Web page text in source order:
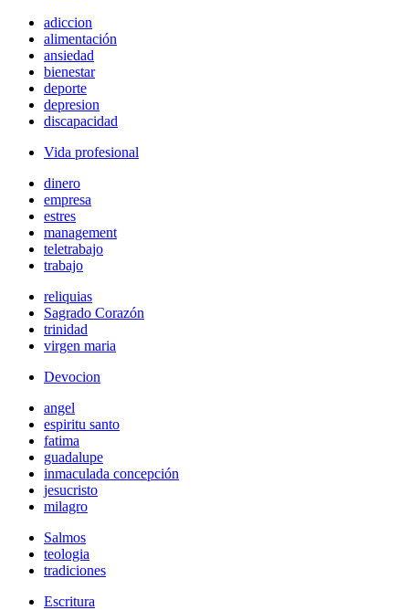
adiccion
alimentación
ansiedad
bienestar
deporte
depresion
discapacidad
Vida profesional
dinero
empresa
estres
management
teletrabajo
trabajo
reliquias
Sagrado Corazón
trinidad
virgen maria
Devocion
angel
espiritu santo
fatima
guadalupe
inmaculada concepción
jesucristo
milagro
Salmos
teologia
tradiciones
Escritura